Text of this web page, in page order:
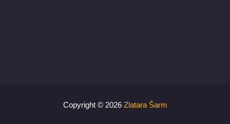
Copyright © 2026 Zlatara Šarm